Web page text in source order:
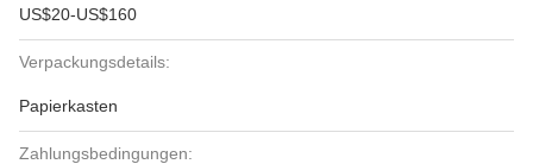
US$20-US$160
Verpackungsdetails:
Papierkasten
Zahlungsbedingungen: